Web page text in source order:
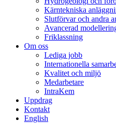
Kärntekniska
Slutförvar och andra
Avancerad
Friklassning
Om oss
Lediga jobb
Internationella
Kvalitet och miljö
Medarbetare
IntraKem
Uppdrag
Kontakt
English